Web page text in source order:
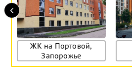
ЖК на Портовой,
Запорожье
‹